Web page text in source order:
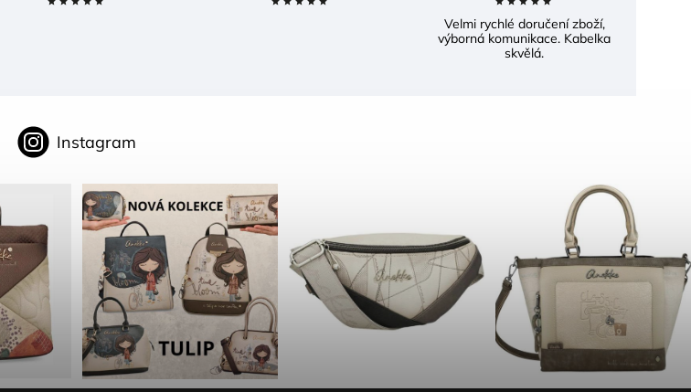
Velmi rychlé doručení zboží,
výborná komunikace. Kabelka
skvělá.
Instagram